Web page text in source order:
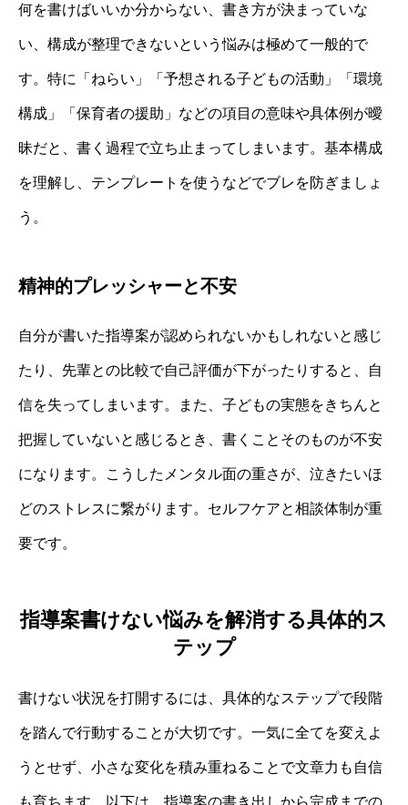
何を書けばいいか分からない、書き方が決まっていな
い、構成が整理できないという悩みは極めて一般的で
す。特に「ねらい」「予想される子どもの活動」「環境
構成」「保育者の援助」などの項目の意味や具体例が曖
昧だと、書く過程で立ち止まってしまいます。基本構成
を理解し、テンプレートを使うなどでブレを防ぎましょ
う。
精神的プレッシャーと不安
自分が書いた指導案が認められないかもしれないと感じ
たり、先輩との比較で自己評価が下がったりすると、自
信を失ってしまいます。また、子どもの実態をきちんと
把握していないと感じるとき、書くことそのものが不安
になります。こうしたメンタル面の重さが、泣きたいほ
どのストレスに繋がります。セルフケアと相談体制が重
要です。
指導案書けない悩みを解消する具体的ス
テップ
書けない状況を打開するには、具体的なステップで段階
を踏んで行動することが大切です。一気に全てを変えよ
うとせず、小さな変化を積み重ねることで文章力も自信